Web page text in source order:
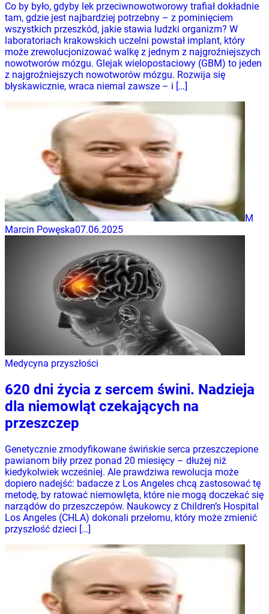
Co by było, gdyby lek przeciwnowotworowy trafiał dokładnie
tam, gdzie jest najbardziej potrzebny – z pominięciem
wszystkich przeszkód, jakie stawia ludzki organizm? W
laboratoriach krakowskich uczelni powstał implant, który
może zrewolucjonizować walkę z jednym z najgroźniejszych
nowotworów mózgu. Glejak wielopostaciowy (GBM) to jeden
z najgroźniejszych nowotworów mózgu. Rozwija się
błyskawicznie, wraca niemal zawsze – i […]
M
Marcin Powęska07.06.2025
Medycyna przyszłości
620 dni życia z sercem świni. Nadzieja
dla niemowląt czekających na
przeszczep
Genetycznie zmodyfikowane świńskie serca przeszczepione
pawianom biły przez ponad 20 miesięcy – dłużej niż
kiedykolwiek wcześniej. Ale prawdziwa rewolucja może
dopiero nadejść: badacze z Los Angeles chcą zastosować tę
metodę, by ratować niemowlęta, które nie mogą doczekać się
narządów do przeszczepów. Naukowcy z Children’s Hospital
Los Angeles (CHLA) dokonali przełomu, który może zmienić
przyszłość dzieci […]